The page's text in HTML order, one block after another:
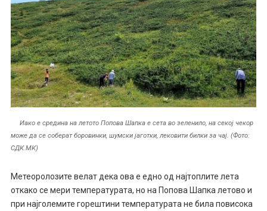
Иако е средина на летото Попова Шапка е сета во зеленило, на секој чекор
може да се соберат боровинки, шумски јаготки, лековити билки за чај. (Фото:
СДК.МК)
Метеоролозите велат дека ова е едно од најтоплите лета
откако се мери температурата, но на Попова Шапка летово и
при најголемите горештини температурата не била повисока